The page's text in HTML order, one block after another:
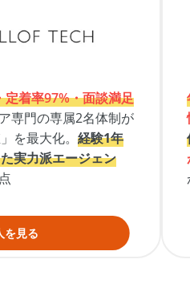
着率97%・面談満足
専門の専属2名体制が
を最大化。 経験1年
実力派エージェン
を見る